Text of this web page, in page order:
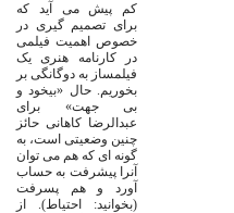
کم پیش می آید که
برای تصمیم گیری در
خصوص اهمیت فیلمی
در کارنامه هنری یک
فیلمساز به دوگانگی بر
بخوریم. حال «بیخود و
بی جهت» برای
عبدالرضا کاهانی حائز
چنین وضعیتی است، به
گونه ای که هم می توان
آنرا پیشرفت به حساب
آورد و هم پسرفت
(بخوانید: احتیاط). از